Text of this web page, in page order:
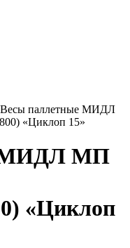
Весы паллетные МИДЛ
«Циклоп 15»
МИДЛ МП
«Циклоп